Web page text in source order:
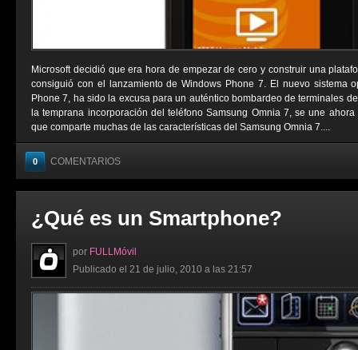
Microsoft decidió que era hora de empezar de cero y construir una
consiguió con el lanzamiento de Windows Phone 7. El nuevo sistema
Phone 7, ha sido la excusa para un auténtico bombardeo de terminales
la temprana incorporación del teléfono Samsung Omnia 7, se une
que comparte muchas de las características del Samsung Omnia 7....
0 COMENTARIOS
¿Qué es un Smartphone?
por FULLMóvil
Publicado el 21 de julio, 2010 a las 21:57